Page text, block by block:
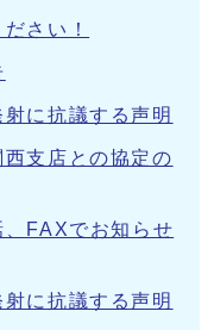
さい！
に抗議する声明
支店との協定の
FAXでお知らせ
に抗議する声明